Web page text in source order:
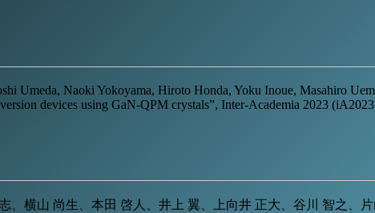
Umeda, Naoki Yokoyama, Hiroto Honda, Yoku Inoue, Masahiro
devices using GaN-QPM crystals”, Inter-Academia 2023
、横山 尚生、本田 啓人、井上 翼、上向井 正大、谷川 智之、